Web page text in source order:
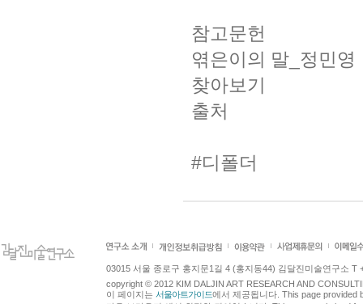
참고문헌
엮은이의 말_정민영
찾아보기
출처
#디폴더
03015 서울 종로구 홍지문1길 4 (홍지동44) 김달진미술연구소 T
copyright © 2012 KIM DALJIN ART RESEARCH AND
이 페이지는 서울아트가이드에서 제공됩니다. This page provided